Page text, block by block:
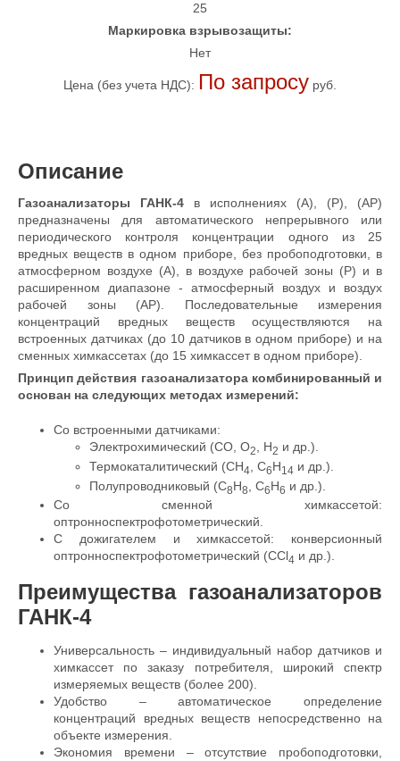
25
Маркировка взрывозащиты:
Нет
Цена (без учета НДС): По запросу руб.
Описание
Газоанализаторы ГАНК-4 в исполнениях (А), (Р), (АР)
предназначены для автоматического непрерывного или
периодического контроля концентрации одного из 25
вредных веществ в одном приборе, без пробоподготовки, в
атмосферном воздухе (А), в воздухе рабочей зоны (Р) и в
расширенном диапазоне - атмосферный воздух и воздух
рабочей зоны (АР). Последовательные измерения
концентраций вредных веществ осуществляются на
встроенных датчиках (до 10 датчиков в одном приборе) и на
сменных химкассетах (до 15 химкассет в одном приборе).
Принцип действия газоанализатора комбинированный и
основан на следующих методах измерений:
Со встроенными датчиками:
Электрохимический (СО, О2 , Н2 и др.).
Термокаталитический (СН4 , C6H14 и др.).
Полупроводниковый (C8H8 , C6H6 и др.).
Cо сменной химкассетой:
оптронноспектрофотометрический.
C дожигателем и химкассетой: конверсионный
оптронноспектрофотометрический (CCl4 и др.).
Преимущества газоанализаторов
ГАНК-4
Универсальность – индивидуальный набор датчиков и
химкассет по заказу потребителя, широкий спектр
измеряемых веществ (более 200).
Удобство – автоматическое определение
концентраций вредных веществ непосредственно на
объекте измерения.
Экономия времени – отсутствие пробоподготовки,